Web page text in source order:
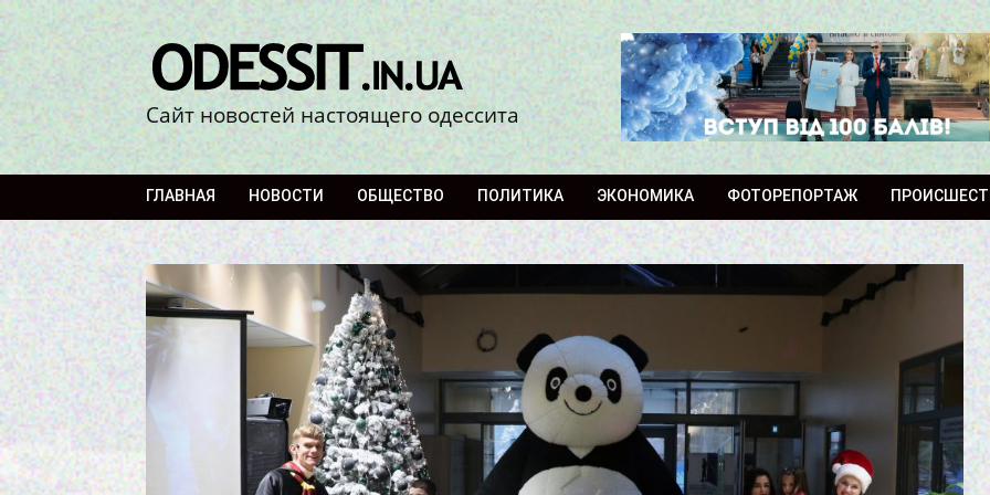
Сайт новостей настоящего одессита
ГЛАВНАЯ НОВОСТИ ОБЩЕСТВО ПОЛИТИКА ЭКОНОМИКА ФОТОРЕПОРТАЖ